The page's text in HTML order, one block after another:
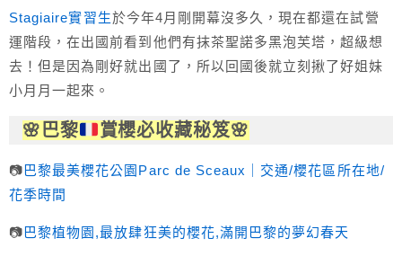
Stagiaire實習生於今年4月剛開幕沒多久，現在都還在試營
運階段，在出國前看到他們有抹茶聖諾多黑泡芙塔，超級想
去！但是因為剛好就出國了，所以回國後就立刻揪了好姐妹
小月月一起來。
🌸巴黎 賞櫻必收藏秘笈🌸
📷 巴黎最美櫻花公園Parc de Sceaux｜交通/櫻花區所在地/
花季時間
📷 巴黎植物園,最放肆狂美的櫻花,滿開巴黎的夢幻春天